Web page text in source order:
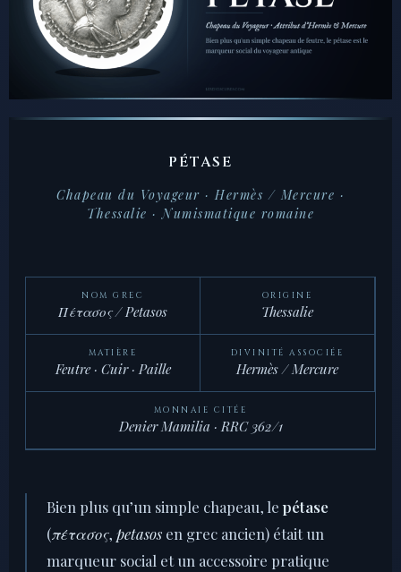
PÉTASE
Chapeau du Voyageur · Hermès / Mercure ·
Thessalie · Numismatique romaine
NOM GREC
Πέτασος / Petasos
ORIGINE
Thessalie
MATIÈRE
Feutre · Cuir · Paille
DIVINITÉ ASSOCIÉE
Hermès / Mercure
MONNAIE CITÉE
Denier Mamilia · RRC 362/1
Bien plus qu’un simple chapeau, le pétase
(πέτασος, petasos en grec ancien) était un
marqueur social et un accessoire pratique